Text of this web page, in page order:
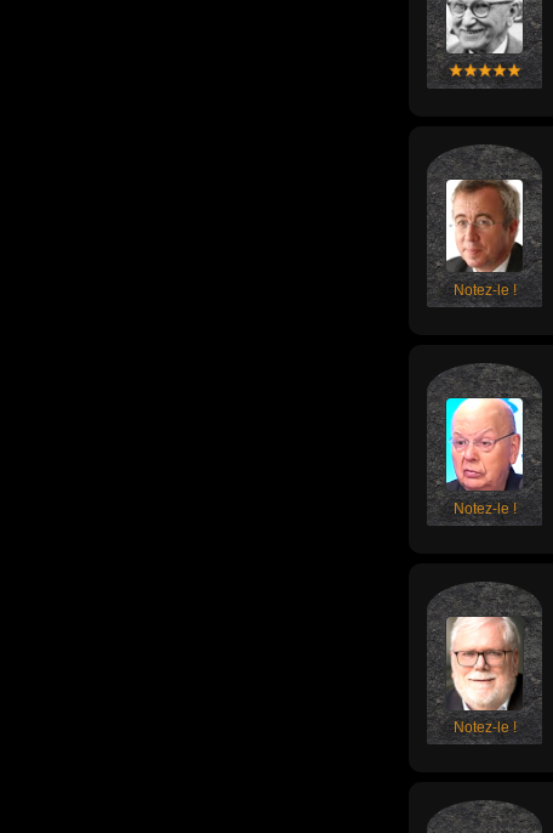
Notez-le !
Notez-le !
Notez-le !